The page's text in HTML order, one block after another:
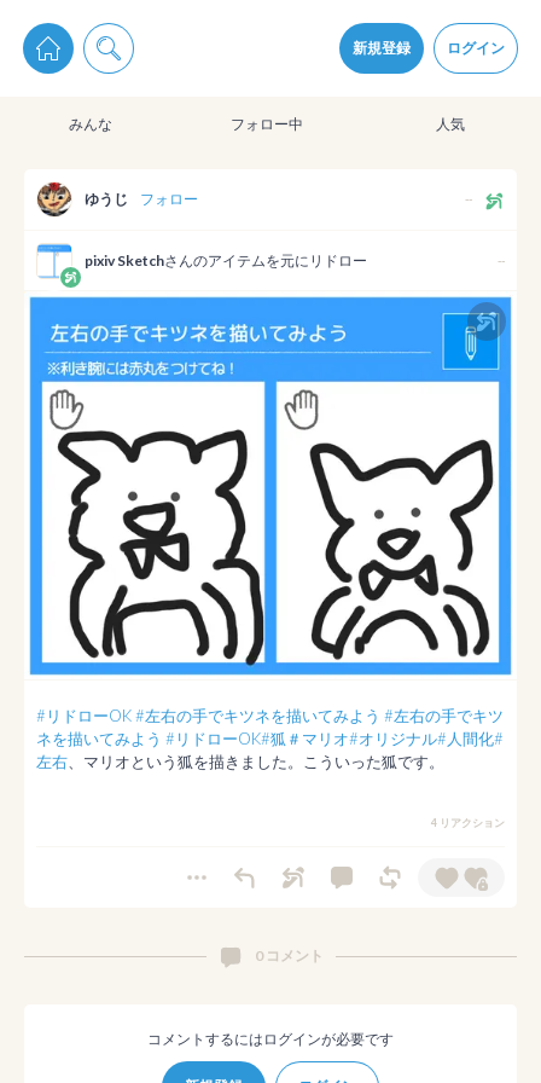
新規登録 ログイン
pixiv Sketchは2024年5月28日付で プライパシーポリシーを改定しました。
通知を受け取るにはここをクリックします
pixiv Sketchアプリでさらに快適に！
みんな フォロー中 人気
ゆうじ フォロー --
pixiv Sketchさんのアイテムを元にリドロー --
#リドローOK#左右の手でキツネを描いてみよう #左右の手でキツ
ネを描いてみよう #リドローOK#狐 ＃マリオ#オリジナル#人間化#
左右 、マリオという狐を描きました。こういった狐です。
4 リアクション
0 コメント
コメントするにはログインが必要です